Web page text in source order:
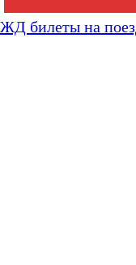
ЖД билеты на